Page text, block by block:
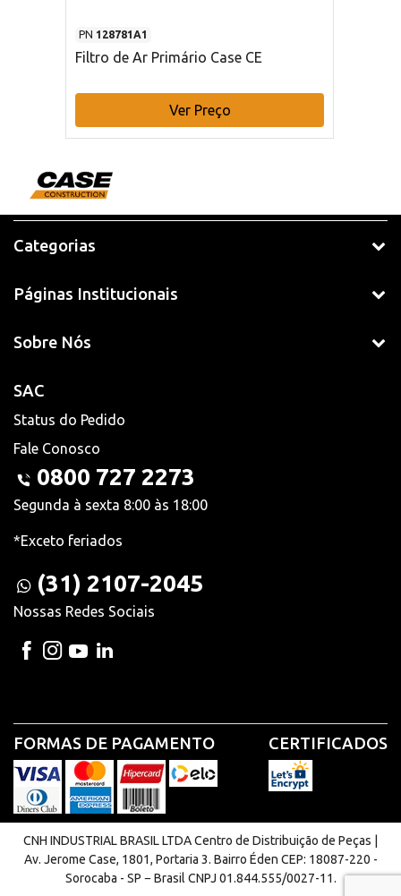
PN 128781A1
Filtro de Ar Primário Case CE
Ver Preço
Categorias
Páginas Institucionais
Sobre Nós
SAC
Status do Pedido
Fale Conosco
0800 727 2273
Segunda à sexta 8:00 às 18:00
*Exceto feriados
(31) 2107-2045
Nossas Redes Sociais
FORMAS DE PAGAMENTO CERTIFICADOS
CNH INDUSTRIAL BRASIL LTDA Centro de Distribuição de Peças |
Av. Jerome Case, 1801, Portaria 3. Bairro Éden CEP: 18087-220 -
Sorocaba - SP − Brasil CNPJ 01.844.555/0027-11.